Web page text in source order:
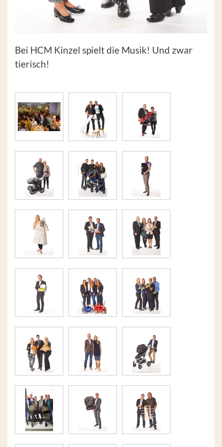
Bei HCM Kinzel spielt die Musik! Und zwar
tierisch!